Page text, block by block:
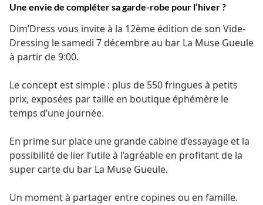
Une envie de compléter sa garde-robe pour l’hiver ?
Dim’Dress vous invite à la 12ème édition de son Vide-
Dressing le samedi 7 décembre au bar La Muse Gueule
à partir de 9:00.
Le concept est simple : plus de 550 fringues à petits
prix, exposées par taille en boutique éphémère le
temps d’une journée.
En prime sur place une grande cabine d’essayage et la
possibilité de lier l’utile à l’agréable en profitant de la
super carte du bar La Muse Gueule.
Un moment à partager entre copines ou en famille.